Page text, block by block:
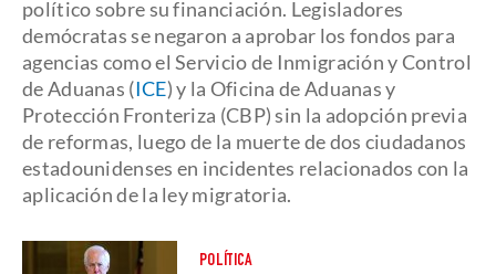
político sobre su financiación. Legisladores
demócratas se negaron a aprobar los fondos para
agencias como el Servicio de Inmigración y Control
de Aduanas (ICE) y la Oficina de Aduanas y
Protección Fronteriza (CBP) sin la adopción previa
de reformas, luego de la muerte de dos ciudadanos
estadounidenses en incidentes relacionados con la
aplicación de la ley migratoria.
POLÍTICA